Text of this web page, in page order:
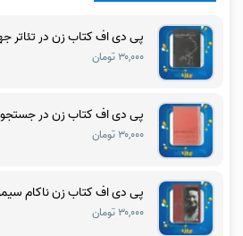
پی دی اف کتاب زن در تئاتر
۳۰,۰۰۰ تومان
پی دی اف کتاب زن در
۳۰,۰۰۰ تومان
پی دی اف کتاب زن ناکام
۳۰,۰۰۰ تومان